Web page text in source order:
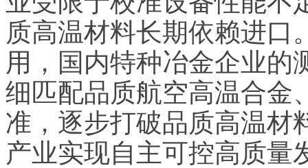
质高温材料长期依赖进口
用，国内特种冶金企业的
细匹配品质航空高温合金
准，逐步打破品质高温材
产业实现自主可控高质量